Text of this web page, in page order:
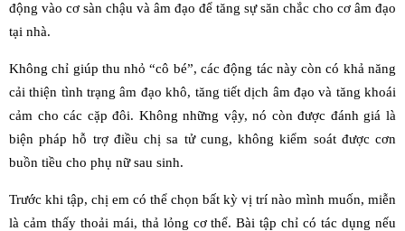
động vào cơ sàn chậu và âm đạo để tăng sự săn chắc cho cơ âm đạo
tại nhà.
Không chỉ giúp thu nhỏ “cô bé”, các động tác này còn có khả năng
cải thiện tình trạng âm đạo khô, tăng tiết dịch âm đạo và tăng khoái
cảm cho các cặp đôi. Không những vậy, nó còn được đánh giá là
biện pháp hỗ trợ điều chị sa tử cung, không kiểm soát được cơn
buồn tiều cho phụ nữ sau sinh.
Trước khi tập, chị em có thể chọn bất kỳ vị trí nào mình muốn, miễn
là cảm thấy thoải mái, thả lỏng cơ thể. Bài tập chỉ có tác dụng nếu